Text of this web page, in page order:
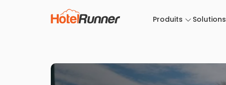
Produits Solutions